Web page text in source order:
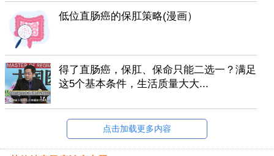
低位直肠癌的保肛策略(漫画）
得了直肠癌，保肛、保命只能二选一？满足
这5个基本条件，生活质量大大...
点击加载更多内容